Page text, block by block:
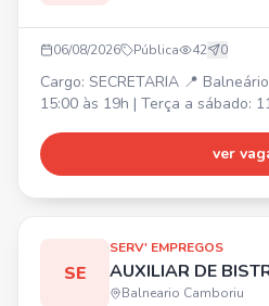
06/08/2026 Pública 42 0
Cargo: SECRETARIA 📍 Balneário Camboriú ⏰ Segunda:
15:00 às 19h | Terça a sábado:
Atividades: Atendimento ao
caixa, auxílio para um bom
ver
SE
SERV' EMPREGOS
AUXILIAR DE
Balneario Camboriu